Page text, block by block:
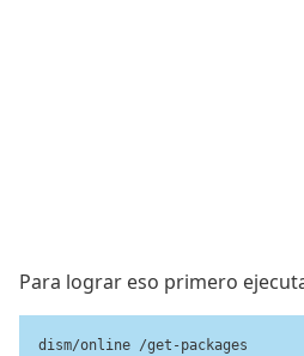
Para lograr eso primero
dism/online /get-packages